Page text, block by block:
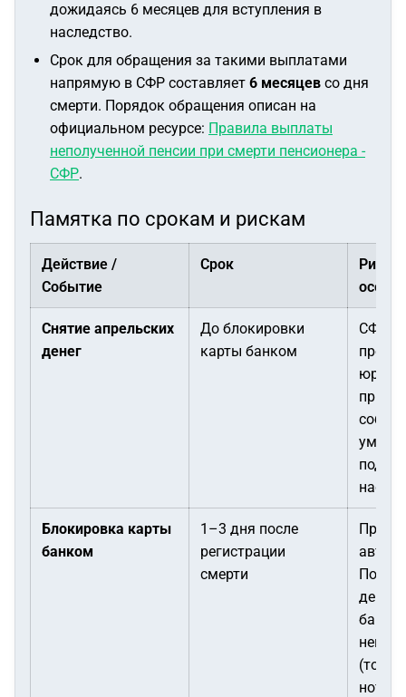
дожидаясь 6 месяцев для вступления в
наследство.
Срок для обращения за такими выплатами
напрямую в СФР составляет 6 месяцев со дня
смерти. Порядок обращения описан на
официальном ресурсе: Правила выплаты
неполученной пенсии при смерти пенсионера -
СФР.
Памятка по срокам и рискам
Действие /
Событие
Срок
Риски
Снятие апрельских
денег
До блокировки
карты банком
СФР
Блокировка карты
банком
1–3 дня после
регистрации
смерти
После